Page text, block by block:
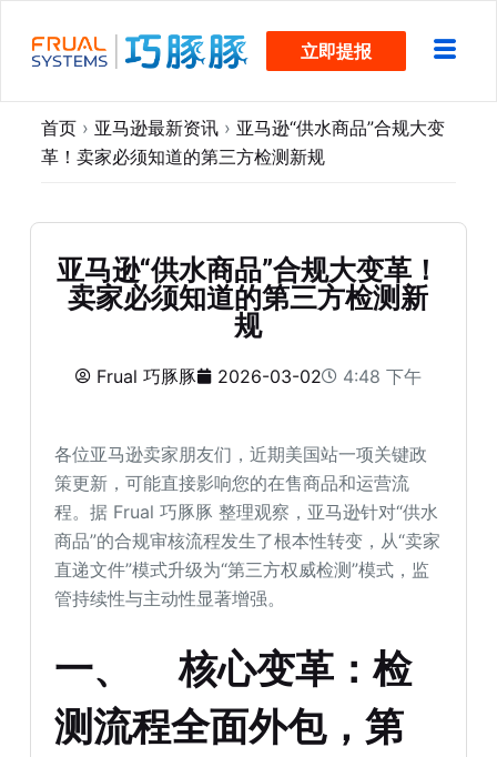
过
立即提报
首页 › 亚马逊最新资讯 › 亚马逊“供水商品”合规大变
革！卖家必须知道的第三方检测新规
亚马逊“供水商品”合规大变革！
卖家必须知道的第三方检测新
规
Frual 巧豚豚 2026-03-02 4:48 下午
各位亚马逊卖家朋友们，近期美国站一项关键政
策更新，可能直接影响您的在售商品和运营流
程。据 Frual 巧豚豚 整理观察，亚马逊针对“供水
商品”的合规审核流程发生了根本性转变，从“卖家
直递文件”模式升级为“第三方权威检测”模式，监
管持续性与主动性显著增强。
一、
核心变革：检
测流程全面外包，第